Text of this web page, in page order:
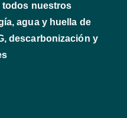
todos nuestros
agua y huella de
descarbonización y